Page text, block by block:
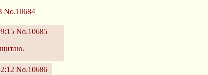
No.10684
No.10685
No.10686